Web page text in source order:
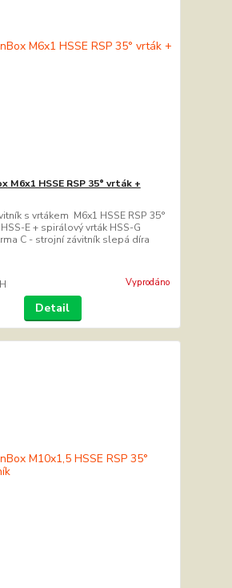
M6x1 HSSE RSP 35° vrták +
s vrtákem M6x1 HSSE RSP 35°
E + spirálový vrták HSS-G
C - strojní závitník slepá díra
Vyprodáno
Detail